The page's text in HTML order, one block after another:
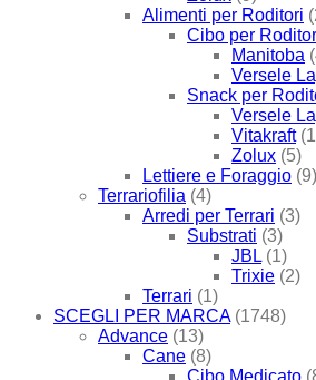
Alimenti per Roditori
Cibo per
Manitoba
Versele
Snack per
Versele
Vitakraft
Zolux (5)
Lettiere e Foraggio (9)
Terrariofilia (4)
Arredi per Terrari (3)
Substrati (3)
JBL (1)
Trixie (2)
Terrari (1)
SCEGLI PER MARCA (1748)
Advance (13)
Cane (8)
Cibo Medicato